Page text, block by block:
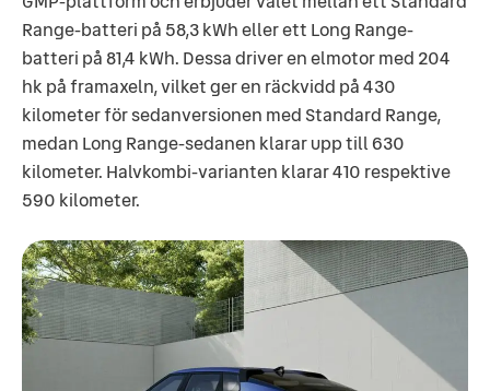
Range-batteri på 58,3 kWh eller ett Long Range-
batteri på 81,4 kWh. Dessa driver en elmotor med 204
hk på framaxeln, vilket ger en räckvidd på 430
kilometer för sedanversionen med Standard Range,
medan Long Range-sedanen klarar upp till 630
kilometer. Halvkombi-varianten klarar 410 respektive
590 kilometer.